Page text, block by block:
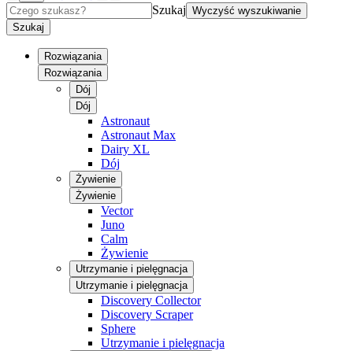
Szukaj Wyczyść wyszukiwanie
Szukaj
Rozwiązania
Rozwiązania
Dój
Dój
Astronaut
Astronaut Max
Dairy XL
Dój
Żywienie
Żywienie
Vector
Juno
Calm
Żywienie
Utrzymanie i pielęgnacja
Utrzymanie i pielęgnacja
Discovery Collector
Discovery Scraper
Sphere
Utrzymanie i pielęgnacja